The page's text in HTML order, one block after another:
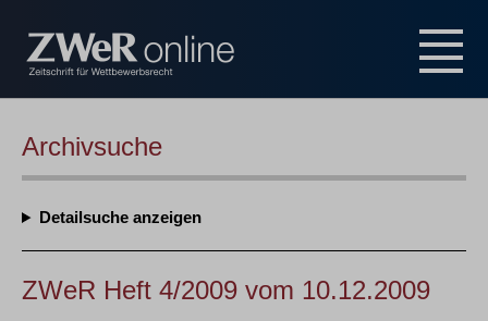
Archivsuche
Detailsuche
ZWeR Heft 4/2009 vom 10.12.2009